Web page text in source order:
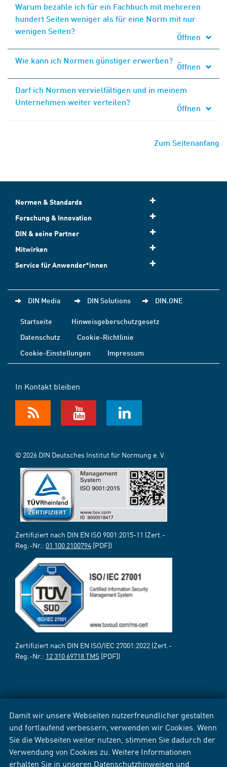
Damit wir unsere Webseiten nutzerfreundlicher gestalten
und fortlaufend verbessern, verwenden wir Cookies. Wenn
Sie die Webseiten weiter nutzen, stimmen Sie dadurch der
Verwendung von Cookies zu. Weitere Informationen
erhalten Sie in unseren Datenschutzhinweisen und
Warum bezahle ich für ein Fachbuch mit mehreren
hundert Seiten weniger als für eine Norm mit nur
wenigen Seiten?
Öffnen
Wie kann ich Normen günstiger erwerben?
Öffnen
Darf ich Normen vervielfältigen und in meinem
Unternehmen weiter verteilen?
Öffnen
Zum Seitenanfang
Normen & Standards
Forschung & Innovation
DIN & seine Partner
Mitwirken
Service für Anwender*innen
DIN Media DIN Solutions DIN.ONE
Startseite
Hinweisgeberschutzgesetz
Datenschutz
Cookie-Richtlinie
Cookie-Einstellungen
Impressum
In Kontakt bleiben
© 2026 DIN Deutsches Institut für Normung e. V.
Zertifiziert nach DIN EN ISO 9001:2015-11 (Zert.-
Reg.-Nr.: 01 100 2100794 [PDF])
Zertifiziert nach DIN EN ISO/IEC 27001:2022 (Zert.-
Reg.-Nr.: 12 310 69718 TMS [PDF])